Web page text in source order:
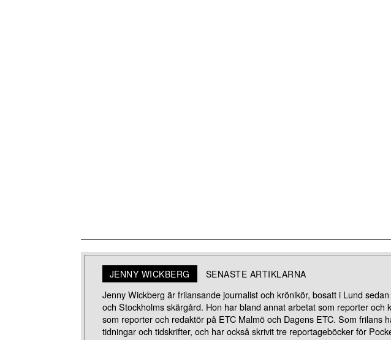
JENNY WICKBERG SENASTE ARTIKLARNA
Jenny Wickberg är frilansande journalist och krönikör, bosatt i Lund
och Stockholms skärgård. Hon har bland annat arbetat som reporter och
som reporter och redaktör på ETC Malmö och Dagens ETC. Som frilans
tidningar och tidskrifter, och har också skrivit tre reportageböcker för